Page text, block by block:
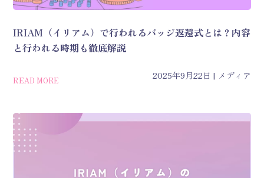
2025年9月22日 メディア
IRIAM（イリアム）で行われるバッジ返還式とは？内容
と行われる時期も徹底解説
READ MORE